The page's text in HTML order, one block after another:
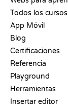
Todos los cursos
App Móvil
Blog
Certificaciones
Referencia
Playground
Herramientas
Insertar editor